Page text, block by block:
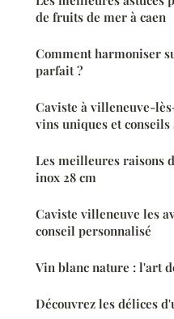
de fruits de mer à caen
Comment harmoniser
parfait ?
Caviste à villeneuve-
vins uniques et
Les meilleures raisons
inox 28 cm
Caviste villeneuve les
conseil personnalisé
Vin blanc nature : l'art
Découvrez les délices